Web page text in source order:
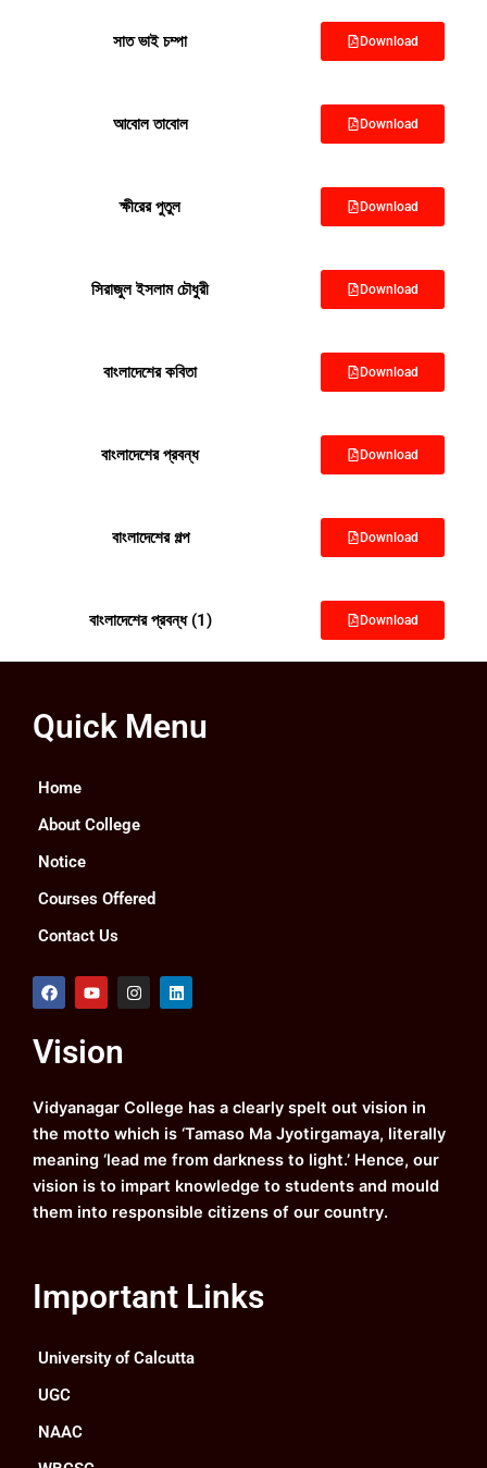
সাত ভাই চম্পা Download
আবোল তাবোল Download
ক্ষীরের পুতুল Download
সিরাজুল ইসলাম চৌধুরী Download
বাংলাদেশের কবিতা Download
বাংলাদেশের প্রবন্ধ Download
বাংলাদেশের গল্প Download
বাংলাদেশের প্রবন্ধ (1) Download
Quick Menu
Home
About College
Notice
Courses Offered
Contact Us
F
a
b
o
k
Y
o
u
b
I
n
a
m
L
i
Vision
Vidyanagar College has a clearly spelt out vision in
the motto which is ‘Tamaso Ma Jyotirgamaya, literally
meaning ‘lead me from darkness to light.’ Hence, our
vision is to impart knowledge to students and mould
them into responsible citizens of our country.
Important Links
University of Calcutta
UGC
NAAC